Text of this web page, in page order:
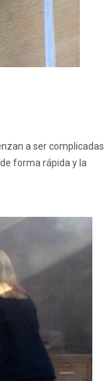
a ser complicadas
forma rápida y la